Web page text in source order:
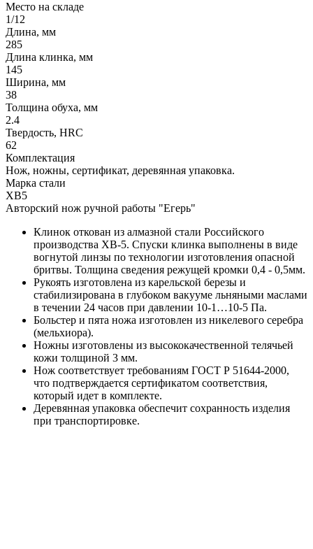
Место на складе
1/12
Длина, мм
285
Длина клинка, мм
145
Ширина, мм
38
Толщина обуха, мм
2.4
Твердость, HRC
62
Комплектация
Нож, ножны, сертификат, деревянная упаковка.
Марка стали
ХВ5
Авторский нож ручной работы "Егерь"
Клинок откован из алмазной стали Российского
производства ХВ-5. Спуски клинка выполнены в виде
вогнутой линзы по технологии изготовления опасной
бритвы. Толщина сведения режущей кромки 0,4 - 0,5мм.
Рукоять изготовлена из карельской березы и
стабилизирована в глубоком вакууме льняными маслами
в течении 24 часов при давлении 10-1…10-5 Па.
Больстер и пята ножа изготовлен из никелевого серебра
(мельхиора).
Ножны изготовлены из высококачественной телячьей
кожи толщиной 3 мм.
Нож соответствует требованиям ГОСТ Р 51644-2000,
что подтверждается сертификатом соответствия,
который идет в комплекте.
Деревянная упаковка обеспечит сохранность изделия
при транспортировке.